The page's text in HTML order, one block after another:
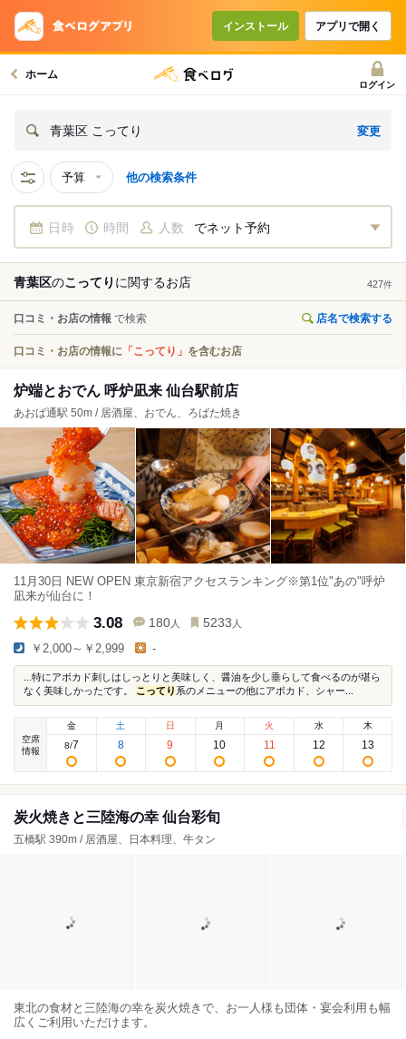
インストール アプリで開く
ホーム
ログイン
青葉区 こってり 変更
予算 他の検索条件
日時 時間 人数 でネット予約
青葉区のこってり に関するお店 427件
口コミ・お店の情報 で検索 店名で検索する
口コミ・お店の情報に 「こってり」 を含むお店
炉端とおでん 呼炉凪来 仙台駅前店
あおば通駅 50m / 居酒屋、おでん、ろばた焼き
11月30日 NEW OPEN 東京新宿アクセスランキング※第1位"あの"呼炉
凪来が仙台に！
3.08 180 人 5233 人
￥2,000～￥2,999 -
...特にアボカド刺しはしっとりと美味しく、醤油を少し垂らして食べるのが堪ら
なく美味しかったです。 こってり 系のメニューの他にアボカド、シャー...
空席
情報
金
8/7
土
8
日
9
月
10
火
11
水
12
木
13
炭火焼きと三陸海の幸 仙台彩旬
五橋駅 390m / 居酒屋、日本料理、牛タン
東北の食材と三陸海の幸を炭火焼きで、お一人様も団体・宴会利用も幅
広くご利用いただけます。